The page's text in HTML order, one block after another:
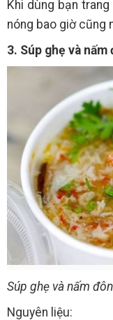
Khi dùng bạn
nóng bao giờ cũng
3. Súp ghẹ và nấm
Súp ghẹ và nấm
Nguyên liệu: